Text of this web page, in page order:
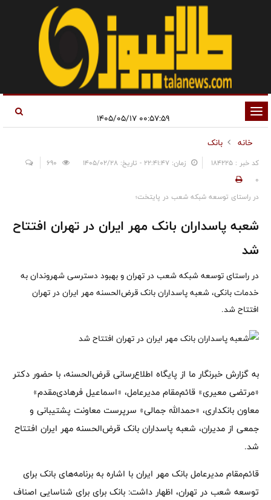
تغییر
وضعیت
ناوبری
۰۰:۵۷:۵۹ ۱۴۰۵/۰۵/۱۷
خانه
بانک
کد خبر : 184225 زمان: ۲۲:۴۱:۴۷ - تاریخ: ۱۴۰۵/۰۲/۲۸
0
در راستای توسعه شبکه شعب در پایتخت؛
شعبه پاسداران بانک مهر ایران در تهران افتتاح
شد
در راستای توسعه شبکه شعب در تهران و بهبود دسترسی شهروندان به
خدمات بانکی، شعبه پاسداران بانک قرض‌الحسنه مهر ایران در تهران
افتتاح شد.
به گزارش خبرنگار ما از پایگاه اطلاع‌رسانی قرض‌الحسنه، با حضور دکتر
«مرتضی معیری» قائم‌مقام مدیرعامل، «اسماعیل فرهادی‌مقدم»
معاون بانکداری، «حمدالله جمالی» سرپرست معاونت پشتیبانی و
جمعی از مدیران، شعبه پاسداران بانک قرض‌الحسنه مهر ایران افتتاح
شد.
قائم‌مقام مدیرعامل بانک مهر ایران با اشاره به برنامه‌های بانک برای
توسعه شعب در تهران، اظهار داشت: بانک برای برای شناسایی اصناف